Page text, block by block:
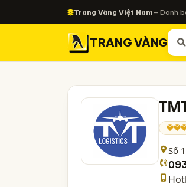
Trang Vàng Việt Nam— Danh
TRANG VÀNG
Số